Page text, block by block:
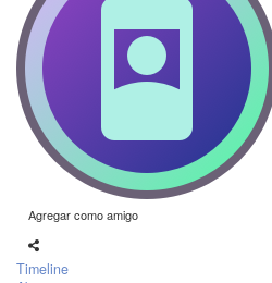
Agregar como amigo
Timeline